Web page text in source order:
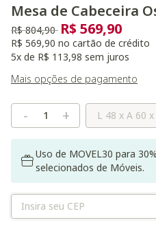
Mesa de Cabeceira
Preço reduzido de
R$ 804,90 para
R$ 569,90
R$ 569,90 no cartão de crédito
5x de R$ 113,98 sem juros
Mais opções de pagamento
- + Selecione o Tamanho
Uso de MOVEL30 para
selecionados de Móveis.